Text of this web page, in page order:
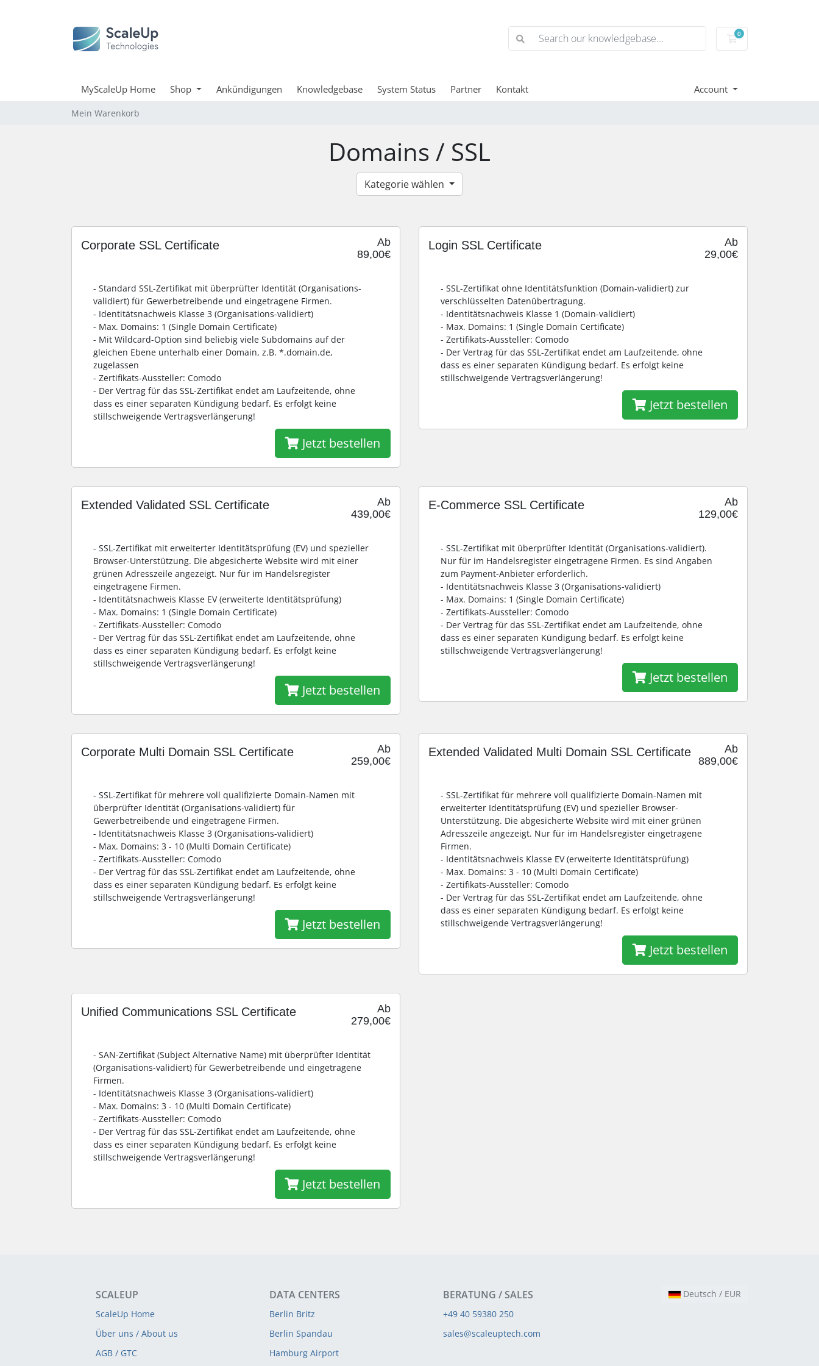
0
Mein Warenkorb
MyScaleUp Home Shop Ankündigungen Knowledgebase System Status Partner Kontakt Account
Mein Warenkorb
Domains / SSL
Kategorie wählen
Ab
89,00€
Corporate SSL Certificate
- Standard SSL-Zertifikat mit überprüfter Identität (Organisations-
validiert) für Gewerbetreibende und eingetragene Firmen.
- Identitätsnachweis Klasse 3 (Organisations-validiert)
- Max. Domains: 1 (Single Domain Certificate)
- Mit Wildcard-Option sind beliebig viele Subdomains auf der
gleichen Ebene unterhalb einer Domain, z.B. *.domain.de,
zugelassen
- Zertifikats-Aussteller: Comodo
- Der Vertrag für das SSL-Zertifikat endet am Laufzeitende, ohne
dass es einer separaten Kündigung bedarf. Es erfolgt keine
stillschweigende Vertragsverlängerung!
Jetzt bestellen
Ab
29,00€
Login SSL Certificate
- SSL-Zertifikat ohne Identitätsfunktion (Domain-validiert) zur
verschlüsselten Datenübertragung.
- Identitätsnachweis Klasse 1 (Domain-validiert)
- Max. Domains: 1 (Single Domain Certificate)
- Zertifikats-Aussteller: Comodo
- Der Vertrag für das SSL-Zertifikat endet am Laufzeitende, ohne
dass es einer separaten Kündigung bedarf. Es erfolgt keine
stillschweigende Vertragsverlängerung!
Jetzt bestellen
Ab
439,00€
Extended Validated SSL Certificate
- SSL-Zertifikat mit erweiterter Identitätsprüfung (EV) und spezieller
Browser-Unterstützung. Die abgesicherte Website wird mit einer
grünen Adresszeile angezeigt. Nur für im Handelsregister
eingetragene Firmen.
- Identitätsnachweis Klasse EV (erweiterte Identitätsprüfung)
- Max. Domains: 1 (Single Domain Certificate)
- Zertifikats-Aussteller: Comodo
- Der Vertrag für das SSL-Zertifikat endet am Laufzeitende, ohne
dass es einer separaten Kündigung bedarf. Es erfolgt keine
stillschweigende Vertragsverlängerung!
Jetzt bestellen
Ab
129,00€
E-Commerce SSL Certificate
- SSL-Zertifikat mit überprüfter Identität (Organisations-validiert).
Nur für im Handelsregister eingetragene Firmen. Es sind Angaben
zum Payment-Anbieter erforderlich.
- Identitätsnachweis Klasse 3 (Organisations-validiert)
- Max. Domains: 1 (Single Domain Certificate)
- Zertifikats-Aussteller: Comodo
- Der Vertrag für das SSL-Zertifikat endet am Laufzeitende, ohne
dass es einer separaten Kündigung bedarf. Es erfolgt keine
stillschweigende Vertragsverlängerung!
Jetzt bestellen
Ab
259,00€
Corporate Multi Domain SSL Certificate
- SSL-Zertifikat für mehrere voll qualifizierte Domain-Namen mit
überprüfter Identität (Organisations-validiert) für
Gewerbetreibende und eingetragene Firmen.
- Identitätsnachweis Klasse 3 (Organisations-validiert)
- Max. Domains: 3 - 10 (Multi Domain Certificate)
- Zertifikats-Aussteller: Comodo
- Der Vertrag für das SSL-Zertifikat endet am Laufzeitende, ohne
dass es einer separaten Kündigung bedarf. Es erfolgt keine
stillschweigende Vertragsverlängerung!
Jetzt bestellen
Ab
889,00€
Extended Validated Multi Domain SSL Certificate
- SSL-Zertifikat für mehrere voll qualifizierte Domain-Namen mit
erweiterter Identitätsprüfung (EV) und spezieller Browser-
Unterstützung. Die abgesicherte Website wird mit einer grünen
Adresszeile angezeigt. Nur für im Handelsregister eingetragene
Firmen.
- Identitätsnachweis Klasse EV (erweiterte Identitätsprüfung)
- Max. Domains: 3 - 10 (Multi Domain Certificate)
- Zertifikats-Aussteller: Comodo
- Der Vertrag für das SSL-Zertifikat endet am Laufzeitende, ohne
dass es einer separaten Kündigung bedarf. Es erfolgt keine
stillschweigende Vertragsverlängerung!
Jetzt bestellen
Ab
279,00€
Unified Communications SSL Certificate
- SAN-Zertifikat (Subject Alternative Name) mit überprüfter Identität
(Organisations-validiert) für Gewerbetreibende und eingetragene
Firmen.
- Identitätsnachweis Klasse 3 (Organisations-validiert)
- Max. Domains: 3 - 10 (Multi Domain Certificate)
- Zertifikats-Aussteller: Comodo
- Der Vertrag für das SSL-Zertifikat endet am Laufzeitende, ohne
dass es einer separaten Kündigung bedarf. Es erfolgt keine
stillschweigende Vertragsverlängerung!
Jetzt bestellen
SCALEUP
ScaleUp Home
Über uns / About us
AGB / GTC
DATA CENTERS
Berlin Britz
Berlin Spandau
Hamburg Airport
BERATUNG / SALES
+49 40 59380 250
sales@scaleuptech.com
Deutsch / EUR